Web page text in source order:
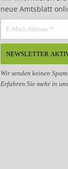
neue Amtsblatt
Wir senden keinen
Erfahren Sie mehr in